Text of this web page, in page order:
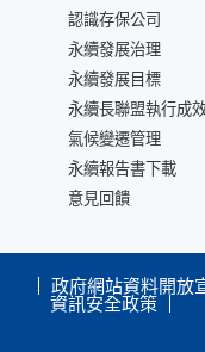
認識存保公司
永續發展治理
永續發展目標
永續長聯盟執行成
氣候變遷管理
永續報告書下載
意見回饋
政府網站資料開放
資訊安全政策